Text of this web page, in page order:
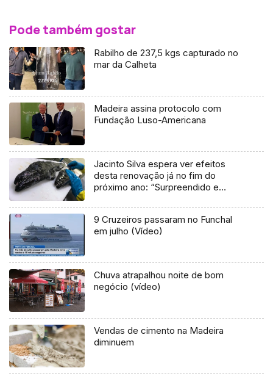
Pode também gostar
Rabilho de 237,5 kgs capturado no
mar da Calheta
Madeira assina protocolo com
Fundação Luso-Americana
Jacinto Silva espera ver efeitos
desta renovação já no fim do
próximo ano: “Surpreendido e
9 Cruzeiros passaram no Funchal
em julho (Vídeo)
Chuva atrapalhou noite de bom
negócio (vídeo)
Vendas de cimento na Madeira
diminuem